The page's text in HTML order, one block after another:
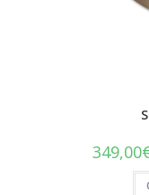
349,00